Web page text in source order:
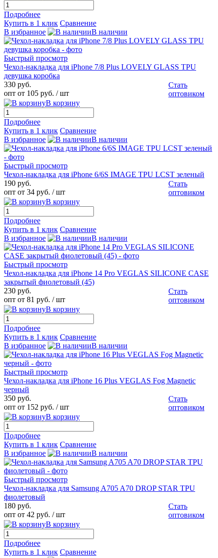
Подробнее
Купить в 1 клик Сравнение
В избранное
В наличии
Быстрый просмотр
Чехол-накладка для iPhone 7/8 Plus LOVELY GLASS TPU
девушка коробка
330 руб.
опт от 105 руб. / шт
Стать
оптовиком
В корзину
Подробнее
Купить в 1 клик Сравнение
В избранное
В наличии
Быстрый просмотр
Чехол-накладка для iPhone 6/6S IMAGE TPU LCST зеленый
190 руб.
опт от 34 руб. / шт
Стать
оптовиком
В корзину
Подробнее
Купить в 1 клик Сравнение
В избранное
В наличии
Быстрый просмотр
Чехол-накладка для iPhone 14 Pro VEGLAS SILICONE CASE
закрытый фиолетовый (45)
230 руб.
опт от 81 руб. / шт
Стать
оптовиком
В корзину
Подробнее
Купить в 1 клик Сравнение
В избранное
В наличии
Быстрый просмотр
Чехол-накладка для iPhone 16 Plus VEGLAS Fog Magnetic
черный
350 руб.
опт от 152 руб. / шт
Стать
оптовиком
В корзину
Подробнее
Купить в 1 клик Сравнение
В избранное
В наличии
Быстрый просмотр
Чехол-накладка для Samsung A705 A70 DROP STAR TPU
фиолетовый
180 руб.
опт от 42 руб. / шт
Стать
оптовиком
В корзину
Подробнее
Купить в 1 клик Сравнение